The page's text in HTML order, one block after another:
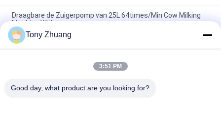
Draagbare de Zuigerpomp van 25L 64times/Min Cow Milking
Machine With
Verticale Melk het Koelen Tank 500 Ltr, 6000Kilocalorie/H-de
Tank van de Rauwe melkopslag
De enige Melkende Machine 50Kpa van de Emmer12cows/h
Tony Zhuang
3:51 PM
Good day, what product are you looking for?